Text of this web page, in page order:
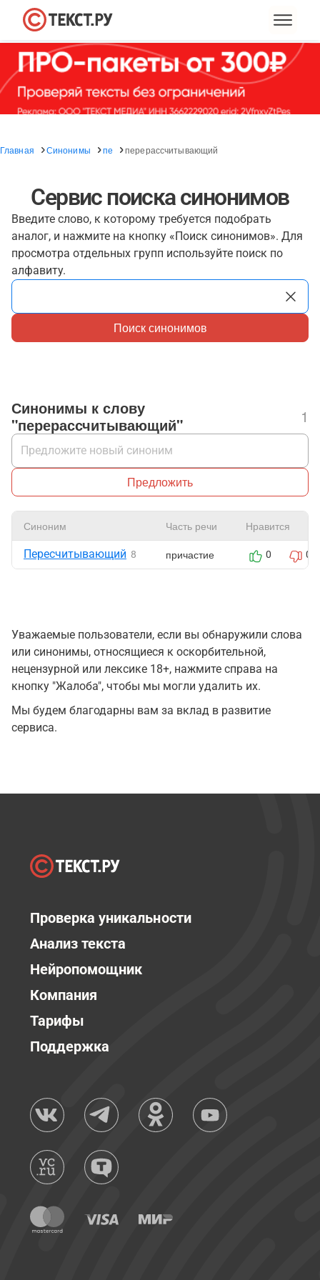
Главная Синонимы пе перерассчитывающий
Сервис поиска синонимов
Введите слово, к которому требуется подобрать
аналог, и нажмите на кнопку «Поиск синонимов». Для
просмотра отдельных групп используйте поиск по
алфавиту.
Поиск синонимов
Синонимы к слову
"перерассчитывающий"
1
Предложить
Синоним Часть речи Нравится
Пересчитывающий 8 причастие 0 0
Уважаемые пользователи, если вы обнаружили слова
или синонимы, относящиеся к оскорбительной,
нецензурной или лексике 18+, нажмите справа на
кнопку "Жалоба", чтобы мы могли удалить их.
Мы будем благодарны вам за вклад в развитие
сервиса.
Проверка уникальности
Анализ текста
Нейропомощник
Компания
Тарифы
Поддержка